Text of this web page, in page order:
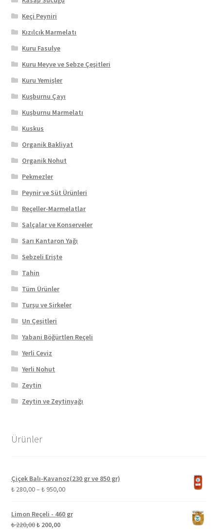
Keçi Peyniri
Kızılcık Marmelatı
Kuru Fasulye
Kuru Meyve ve Sebze Çeşitleri
Kuru Yemişler
Kuşburnu Çayı
Kuşburnu Marmelatı
Kuskus
Organik Bakliyat
Organik Nohut
Pekmezler
Peynir ve Süt Ürünleri
Reçeller-Marmelatlar
Salçalar ve Konserveler
Sarı Kantaron Yağı
Sebzeli Erişte
Tahin
Tüm Ürünler
Turşu ve Sirkeler
Un Çeşitleri
Yabani Böğürtlen Reçeli
Yerli Ceviz
Yerli Nohut
Zeytin
Zeytin ve Zeytinyağı
Ürünler
Çiçek Balı-Kavanoz(230 gr ve 850 gr)
₺280,00– ₺950,00Fiyat
₺ 280,00
Limon Reçeli - 460 gr
₺220,00Orijinal
₺200,00Şu